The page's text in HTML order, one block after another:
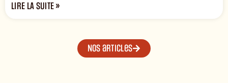
LIRE LA SUITE »
Nos articles